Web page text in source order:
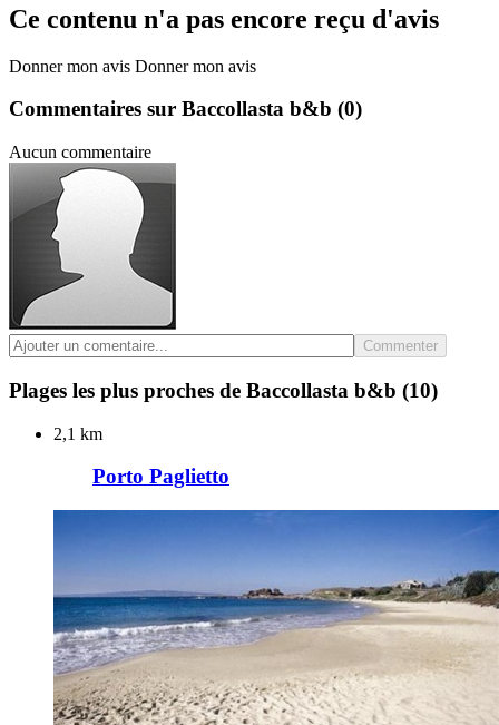
Ce contenu n'a pas encore reçu d'avis
Donner mon avis Donner mon avis
Commentaires sur Baccollasta b&b (0)
Aucun commentaire
Commenter
Plages les plus proches de Baccollasta b&b (10)
2,1 km
Porto Paglietto